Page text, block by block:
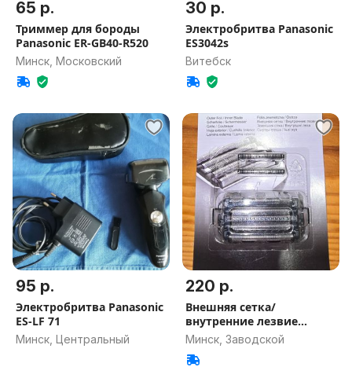
65 р.
Триммер для бороды
Panasonic ER-GB40-R520
Минск, Московский
30 р.
Электробритва Panasonic
ES3042s
Витебск
95 р.
Электробритва Panasonic
ES-LF 71
Минск, Центральный
220 р.
Внешняя сетка/
внутренние лезвие
бритвы Panasonic
Минск, Заводской